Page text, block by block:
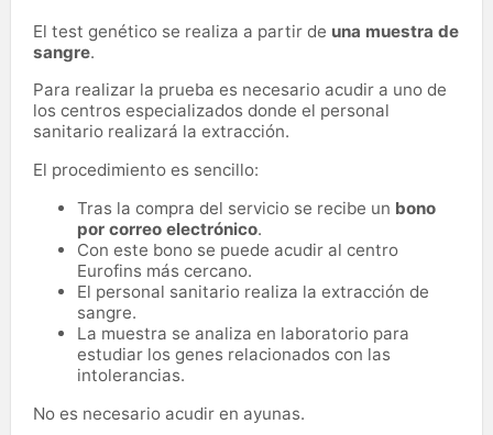
El test genético se realiza a partir de una muestra de
sangre.
Para realizar la prueba es necesario acudir a uno de
los centros especializados donde el personal
sanitario realizará la extracción.
El procedimiento es sencillo:
Tras la compra del servicio se recibe un bono
por correo electrónico.
Con este bono se puede acudir al centro
Eurofins más cercano.
El personal sanitario realiza la extracción de
sangre.
La muestra se analiza en laboratorio para
estudiar los genes relacionados con las
intolerancias.
No es necesario acudir en ayunas.